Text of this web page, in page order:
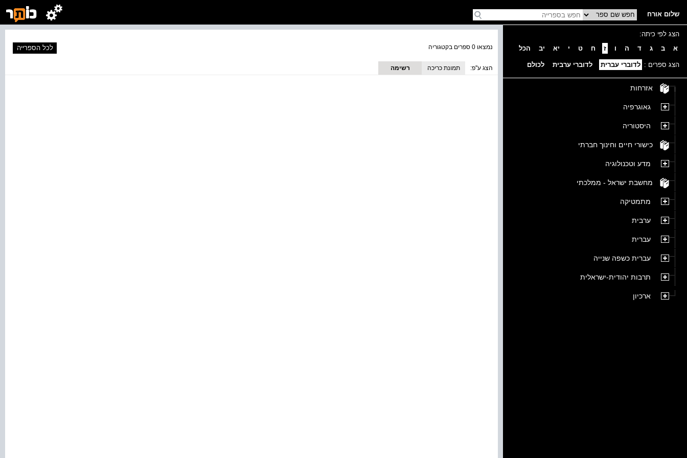
שלום אורח
הצג לפי כיתה:
א
ב ג ד ה ו ז ח ט י יא יב הכל
הצג ספרים : לדוברי עברית לדוברי ערבית לכולם
אזרחות
גאוגרפיה
היסטוריה
כישורי חיים וחינוך חברתי
מדע וטכנולוגיה
מחשבת ישראל - ממלכתי
מתמטיקה
ערבית
עברית
עברית כשפה שנייה
תרבות יהודית-ישראלית
ארכיון
נמצאו 0 ספרים בקטגוריה לכל הספרייה
הצג ע''פ: תמונת כריכה רשימה